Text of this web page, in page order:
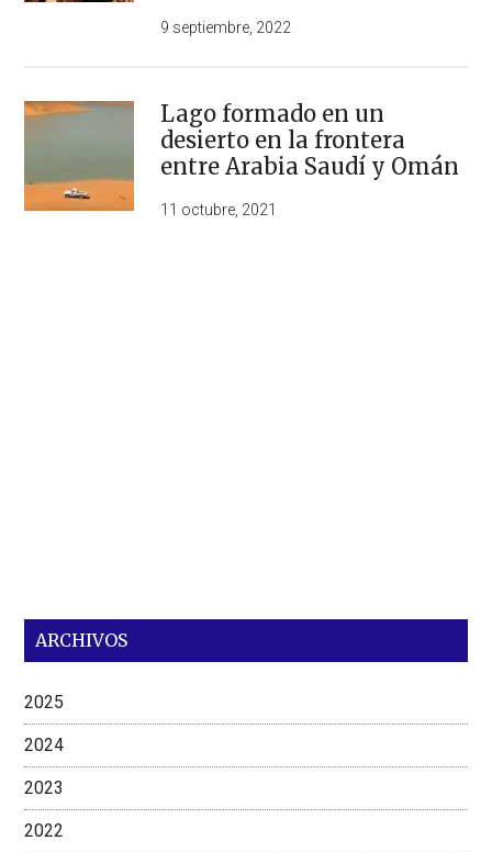
9 septiembre, 2022
Lago formado en un
desierto en la frontera
entre Arabia Saudí y Omán
11 octubre, 2021
ARCHIVOS
2025
2024
2023
2022